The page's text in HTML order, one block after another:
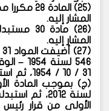
(
المشار إليه.
(
المشار إليه.
(
الأولى من قرار